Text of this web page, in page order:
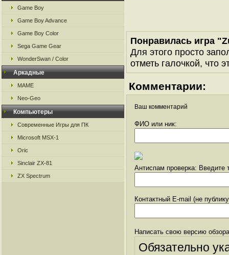
Game Boy
Game Boy Advance
Game Boy Color
Sega Game Gear
WonderSwan / Color
Аркадные
MAME
Neo-Geo
Компьютеры
Современные Игры для ПК
Microsoft MSX-1
Oric
Sinclair ZX-81
ZX Spectrum
Понравилась игра
Для этого просто
отметь галочкой, что
Комментарии:
Ваш комментарий
ФИО или ник:
Антиспам проверка: Введите
Контактный E-mail (не
Написать свою версию
Обязательно